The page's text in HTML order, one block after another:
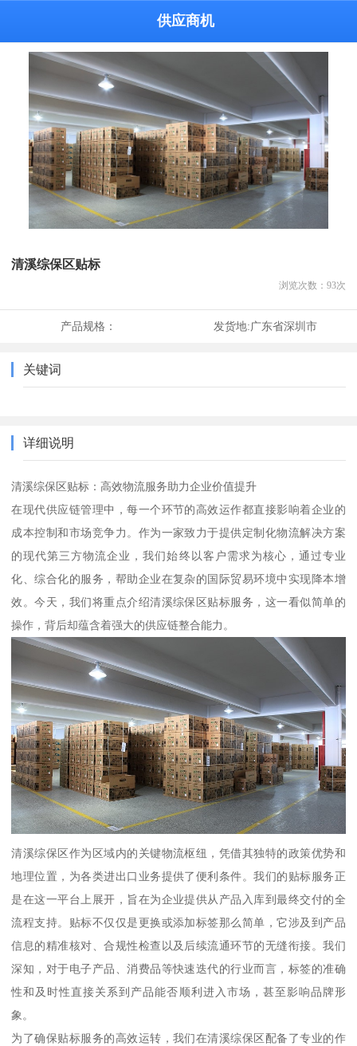
供应商机
清溪综保区贴标
浏览次数： 93次
产品规格： 发货地:广东省深圳市
关键词
详细说明
清溪综保区贴标：高效物流服务助力企业价值提升
在现代供应链管理中，每一个环节的高效运作都直接影响着企业的
成本控制和市场竞争力。作为一家致力于提供定制化物流解决方案
的现代第三方物流企业，我们始终以客户需求为核心，通过专业
化、综合化的服务，帮助企业在复杂的国际贸易环境中实现降本增
效。今天，我们将重点介绍清溪综保区贴标服务，这一看似简单的
操作，背后却蕴含着强大的供应链整合能力。
清溪综保区作为区域内的关键物流枢纽，凭借其独特的政策优势和
地理位置，为各类进出口业务提供了便利条件。我们的贴标服务正
是在这一平台上展开，旨在为企业提供从产品入库到最终交付的全
流程支持。贴标不仅仅是更换或添加标签那么简单，它涉及到产品
信息的精准核对、合规性检查以及后续流通环节的无缝衔接。我们
深知，对于电子产品、消费品等快速迭代的行业而言，标签的准确
性和及时性直接关系到产品能否顺利进入市场，甚至影响品牌形
象。
为了确保贴标服务的高效运转，我们在清溪综保区配备了专业的作